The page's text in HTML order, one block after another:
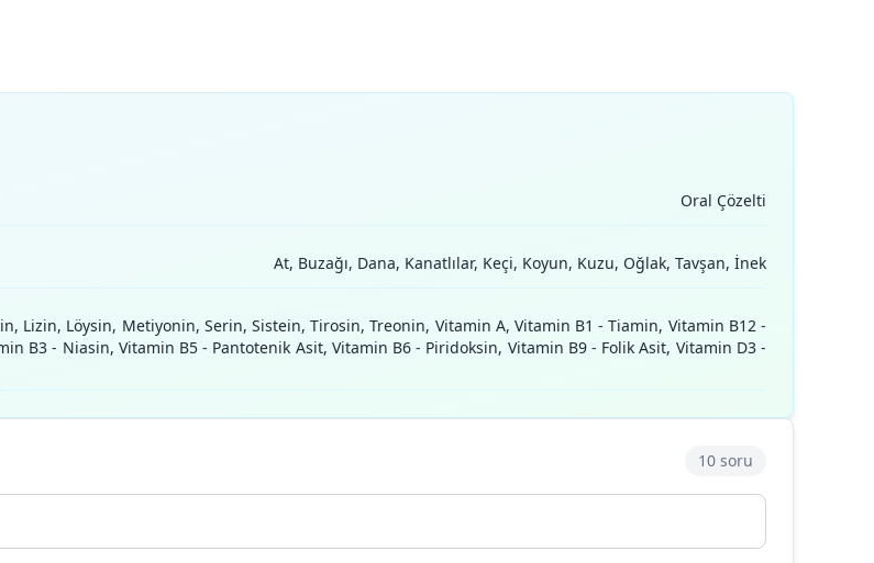
Oral Çözelti
At, Buzağı, Dana, Kanatlılar, Keçi, Koyun, Kuzu, Oğlak, Tavşan, İnek
Lizin, Löysin, Metiyonin, Serin, Sistein, Tirosin, Treonin, Vitamin A, Vitamin B1 - Tiamin, Vitamin B12 -
B3 - Niasin, Vitamin B5 - Pantotenik Asit, Vitamin B6 - Piridoksin, Vitamin B9 - Folik Asit, Vitamin D3 -
10 soru